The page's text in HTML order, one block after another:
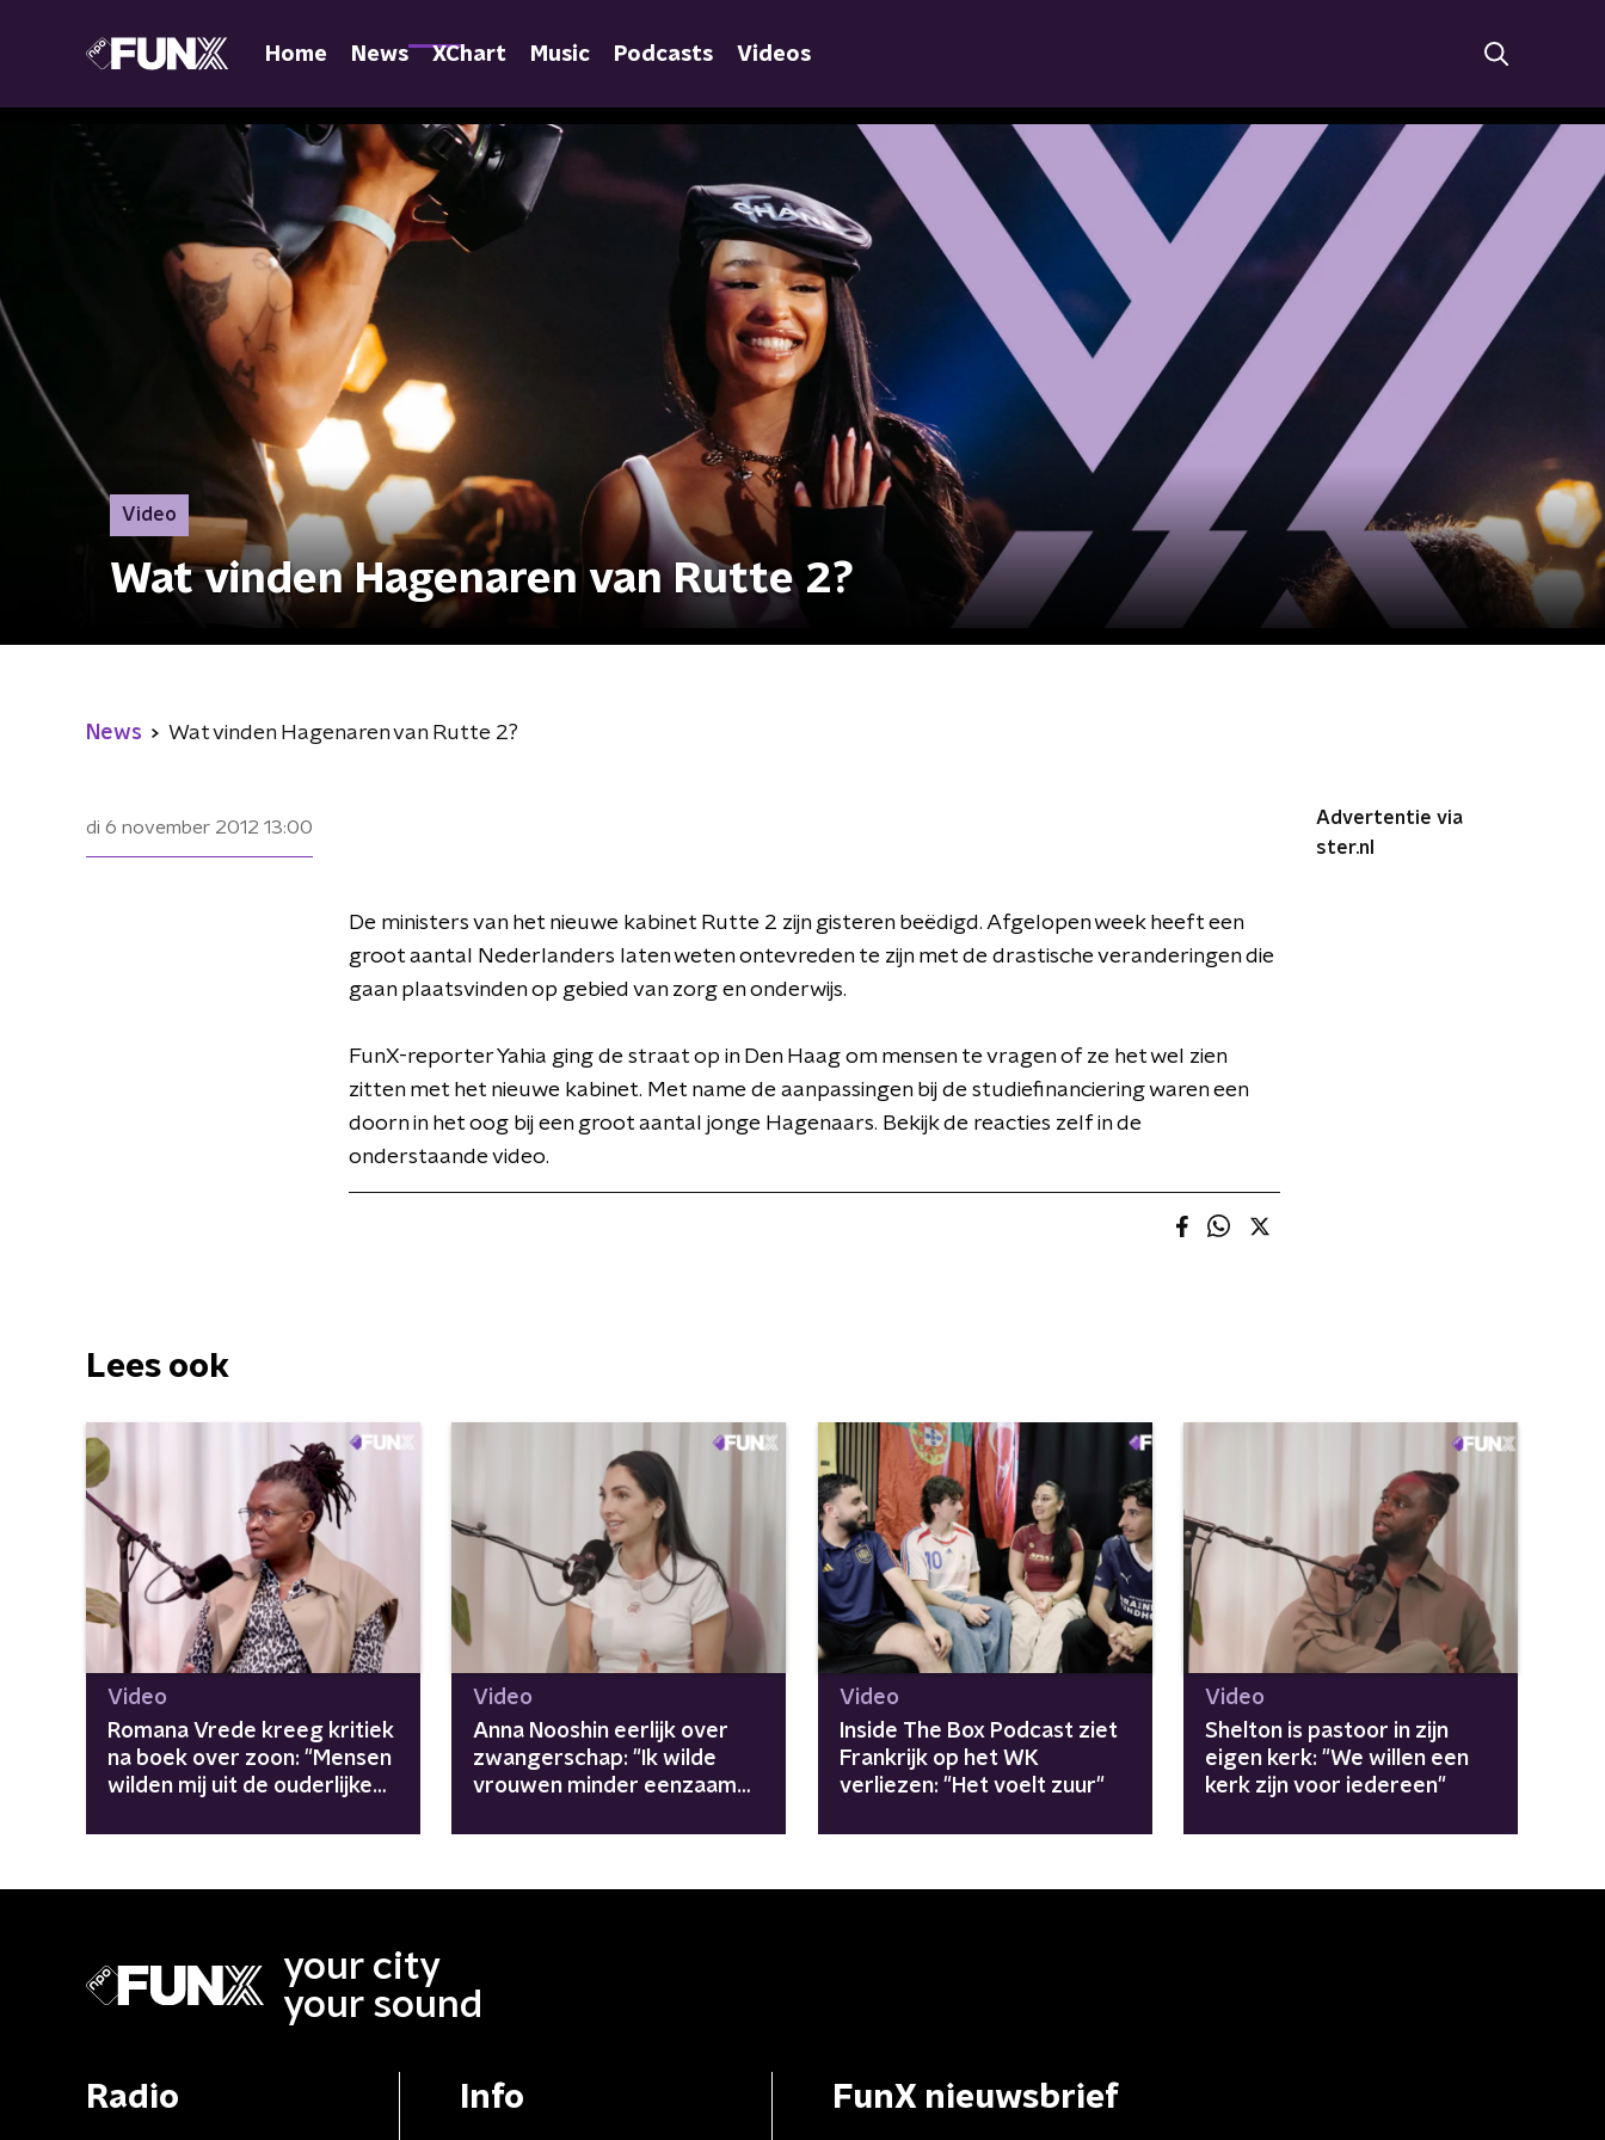
Home News XChart Music Podcasts Videos
Video
Wat vinden Hagenaren van Rutte 2?
News Wat vinden Hagenaren van Rutte 2?
di 6 november 2012 13:00
De ministers van het nieuwe kabinet Rutte 2 zijn gisteren beëdigd. Afgelopen week heeft een
groot aantal Nederlanders laten weten ontevreden te zijn met de drastische veranderingen die
gaan plaatsvinden op gebied van zorg en onderwijs.
FunX-reporter Yahia ging de straat op in Den Haag om mensen te vragen of ze het wel zien
zitten met het nieuwe kabinet. Met name de aanpassingen bij de studiefinanciering waren een
doorn in het oog bij een groot aantal jonge Hagenaars. Bekijk de reacties zelf in de
onderstaande video.
Advertentie via
ster.nl
Lees ook
Video
Romana Vrede kreeg kritiek
na boek over zoon: "Mensen
wilden mij uit de ouderlijke
Video
Anna Nooshin eerlijk over
zwangerschap: "Ik wilde
vrouwen minder eenzaam
Video
Inside The Box Podcast ziet
Frankrijk op het WK
verliezen: "Het voelt zuur"
Video
Shelton is pastoor in zijn
eigen kerk: "We willen een
kerk zijn voor iedereen"
your city
your sound
Radio Info FunX nieuwsbrief